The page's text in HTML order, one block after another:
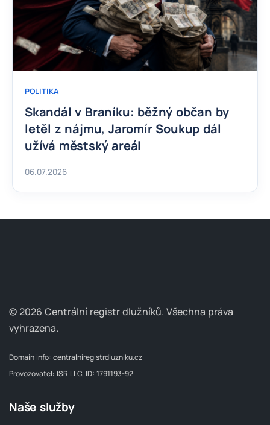
POLITIKA
Skandál v Braníku: běžný občan by
letěl z nájmu, Jaromír Soukup dál
užívá městský areál
06.07.2026
© 2026 Centrální registr dlužníků. Všechna práva
vyhrazena.
Domain info: centralniregistrdluzniku.cz
Provozovatel: ISR LLC, ID: 1791193-92
Naše služby